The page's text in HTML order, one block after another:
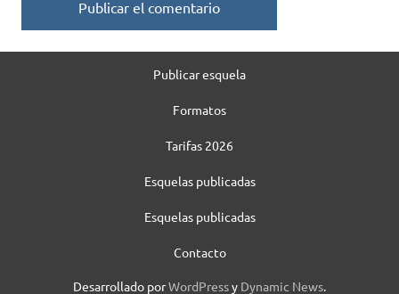
Publicar esquela
Formatos
Tarifas 2026
Esquelas publicadas
Esquelas publicadas
Contacto
Desarrollado porWordPressy Dynamic News.